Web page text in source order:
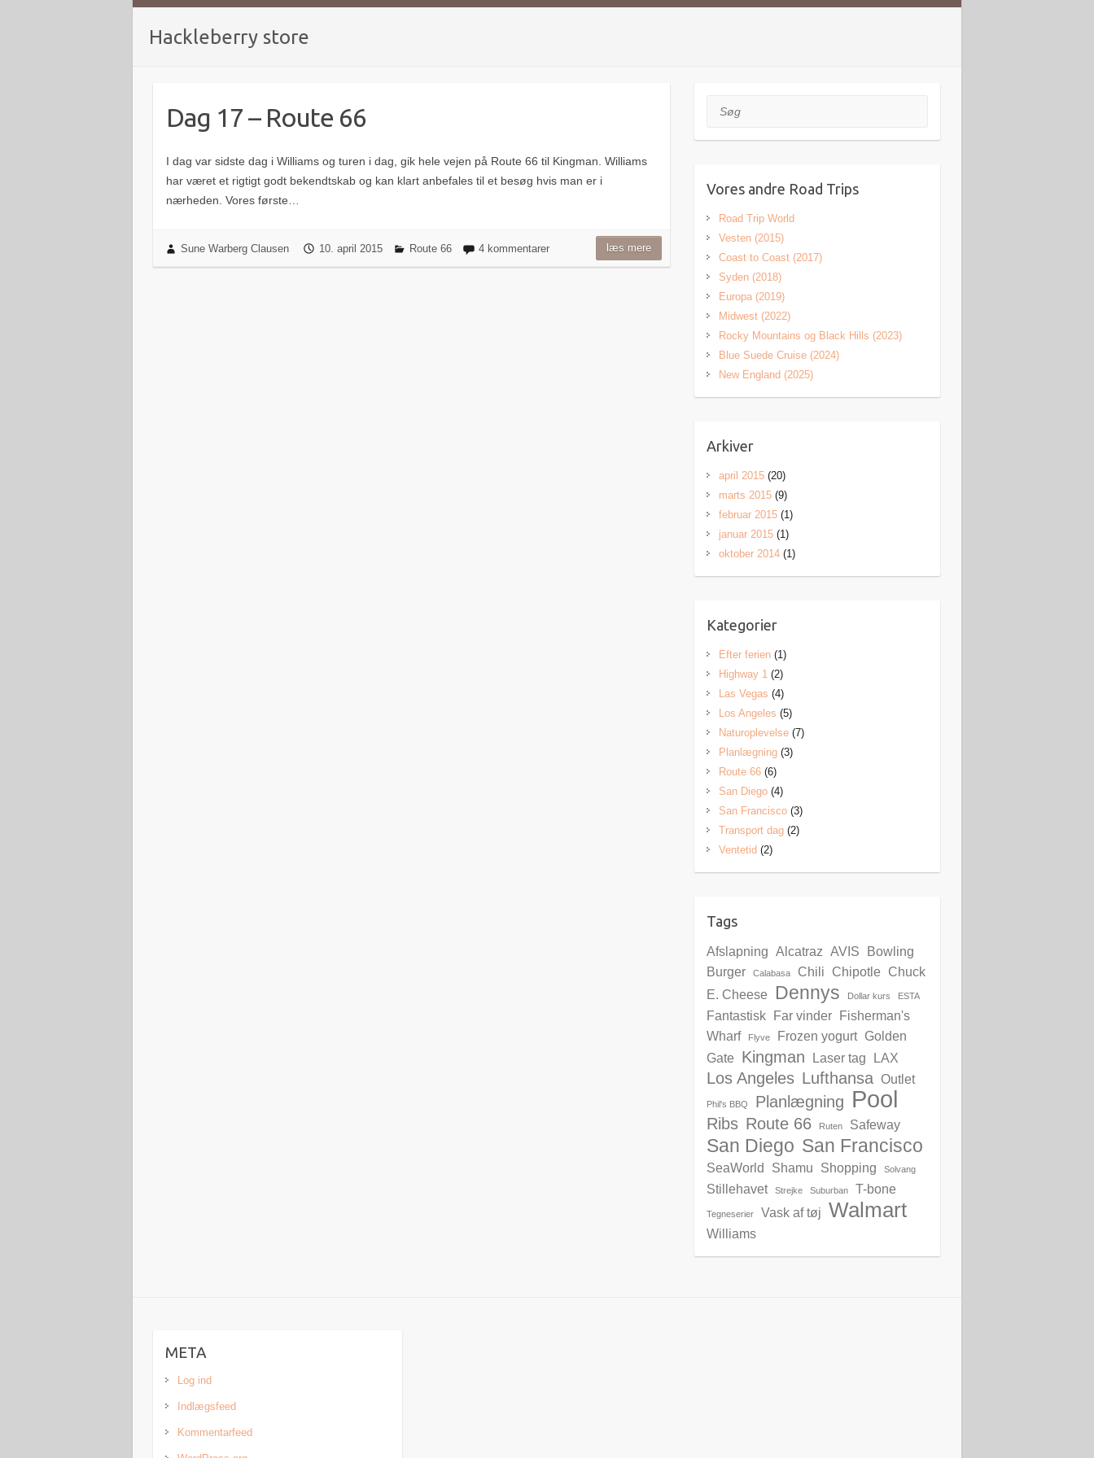
Hackleberry store
Dag 17 – Route 66
I dag var sidste dag i Williams og turen i dag, gik hele vejen på Route 66 til Kingman. Williams
har været et rigtigt godt bekendtskab og kan klart anbefales til et besøg hvis man er i
nærheden. Vores første…
Sune Warberg Clausen 10. april 2015 Route 66 4 kommentarer læs mere
Søg
Vores andre Road Trips
Road Trip World
Vesten (2015)
Coast to Coast (2017)
Syden (2018)
Europa (2019)
Midwest (2022)
Rocky Mountains og Black Hills (2023)
Blue Suede Cruise (2024)
New England (2025)
Arkiver
april 2015(20)
marts 2015(9)
februar 2015(1)
januar 2015(1)
oktober 2014(1)
Kategorier
Efter ferien(1)
Highway 1(2)
Las Vegas (4)
Los Angeles (5)
Naturoplevelse(7)
Planlægning(3)
Route 66(6)
San Diego(4)
San Francisco(3)
Transport dag(2)
Ventetid (2)
Tags
Afslapning Alcatraz AVIS
Bowling
Burger
Calabasa Chili Chipotle
Chuck
E. Cheese
Dennys Dollar kurs ESTA
Fantastisk Far vinder
Fisherman's
Wharf
Flyve Frozen yogurt Golden
Gate
Kingman Laser tag LAX
Los Angeles Lufthansa Outlet
Phil's BBQ Planlægning Pool
Ribs Route 66 Ruten Safeway
San Diego San Francisco
SeaWorld Shamu Shopping Solvang
Stillehavet Strejke Suburban T-bone
Tegneserier Vask af tøj Walmart
Williams
META
Log ind
Indlægsfeed
Kommentarfeed